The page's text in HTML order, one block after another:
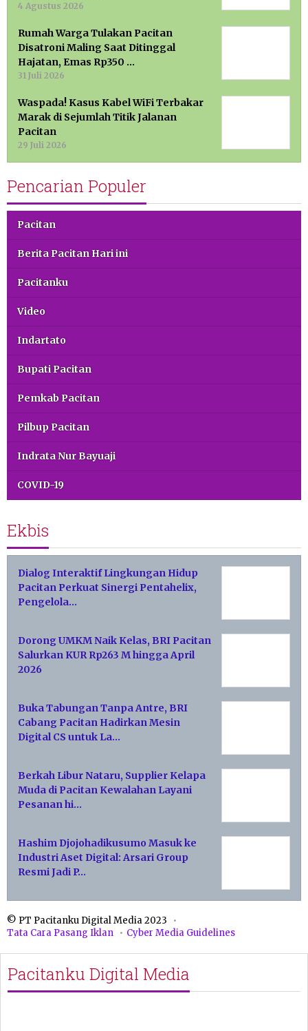
4 Agustus 2026
Rumah Warga Tulakan Pacitan
Disatroni Maling Saat Ditinggal
Hajatan, Emas Rp350 …
31 Juli 2026
Waspada! Kasus Kabel WiFi Terbakar
Marak di Sejumlah Titik Jalanan
Pacitan
29 Juli 2026
Pencarian Populer
Pacitan
Berita Pacitan Hari ini
Pacitanku
Video
Indartato
Bupati Pacitan
Pemkab Pacitan
Pilbup Pacitan
Indrata Nur Bayuaji
COVID-19
Ekbis
Dialog Interaktif Lingkungan Hidup
Pacitan Perkuat Sinergi Pentahelix,
Pengelola…
Dorong UMKM Naik Kelas, BRI Pacitan
Salurkan KUR Rp263 M hingga April
2026
Buka Tabungan Tanpa Antre, BRI
Cabang Pacitan Hadirkan Mesin
Digital CS untuk La…
Berkah Libur Nataru, Supplier Kelapa
Muda di Pacitan Kewalahan Layani
Pesanan hi…
Hashim Djojohadikusumo Masuk ke
Industri Aset Digital: Arsari Group
Resmi Jadi P…
© PT Pacitanku Digital Media 2023
Tata Cara Pasang Iklan
Cyber Media Guidelines
Pacitanku Digital Media